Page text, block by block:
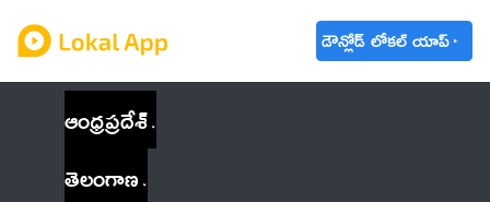
డౌన్లోడ్ లోకల్ యాప్
ఆంధ్రప్రదేశ్
తెలంగాణ